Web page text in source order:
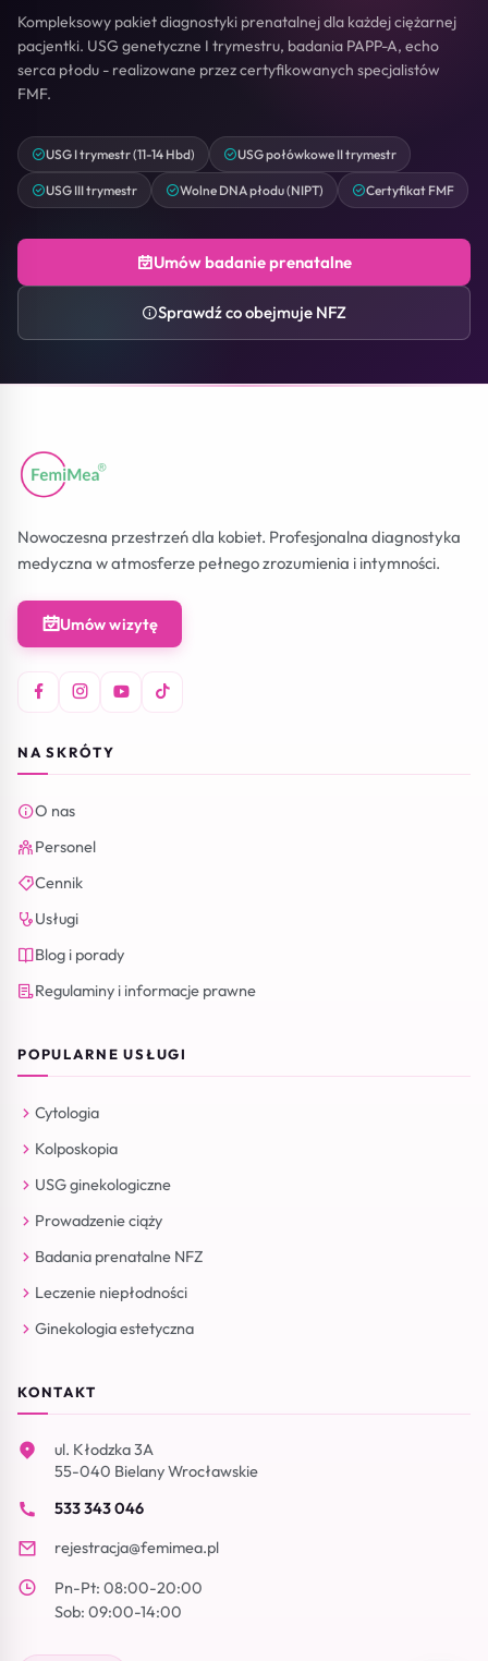
Kompleksowy pakiet diagnostyki prenatalnej dla każdej ciężarnej
pacjentki. USG genetyczne I trymestru, badania PAPP-A, echo
serca płodu - realizowane przez certyfikowanych specjalistów
FMF.
USG I trymestr (11-14 Hbd) USG połówkowe II trymestr
USG III trymestr Wolne DNA płodu (NIPT) Certyfikat FMF
Umów badanie prenatalne
Sprawdź co obejmuje NFZ
Nowoczesna przestrzeń dla kobiet. Profesjonalna diagnostyka
medyczna w atmosferze pełnego zrozumienia i intymności.
Umów wizytę
NA SKRÓTY
O nas
Personel
Cennik
Usługi
Blog i porady
Regulaminy i informacje prawne
POPULARNE USŁUGI
Cytologia
Kolposkopia
USG ginekologiczne
Prowadzenie ciąży
Badania prenatalne NFZ
Leczenie niepłodności
Ginekologia estetyczna
KONTAKT
ul. Kłodzka 3A
55-040 Bielany Wrocławskie
533 343 046
rejestracja@femimea.pl
Pn-Pt: 08:00-20:00
Sob: 09:00-14:00